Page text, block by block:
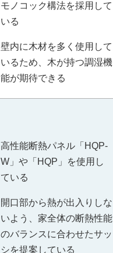
モノコック構法を採用して
いる
壁内に木材を多く使用して
いるため、木が持つ調湿機
能が期待できる
高性能断熱パネル「HQP-
W」や「HQP」を使用し
ている
開口部から熱が出入りしな
いよう、家全体の断熱性能
のバランスに合わせたサッ
シを提案している